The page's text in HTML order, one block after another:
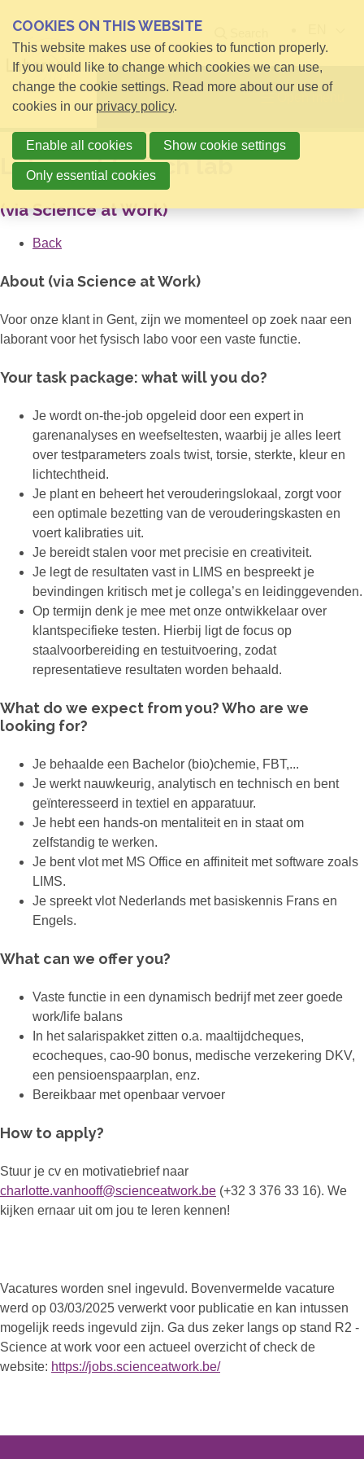
Laborant fysisch lab
(via Science at Work)
Back
About (via Science at Work)
Voor onze klant in Gent, zijn we momenteel op zoek naar een
laborant voor het fysisch labo voor een vaste functie.
Your task package: what will you do?
Je wordt on-the-job opgeleid door een expert in
garenanalyses en weefseltesten, waarbij je alles leert
over testparameters zoals twist, torsie, sterkte, kleur en
lichtechtheid.
Je plant en beheert het verouderingslokaal, zorgt voor
een optimale bezetting van de verouderingskasten en
voert kalibraties uit.
Je bereidt stalen voor met precisie en creativiteit.
Je legt de resultaten vast in LIMS en bespreekt je
bevindingen kritisch met je collega’s en leidinggevenden.
Op termijn denk je mee met onze ontwikkelaar over
klantspecifieke testen. Hierbij ligt de focus op
staalvoorbereiding en testuitvoering, zodat
representatieve resultaten worden behaald.
What do we expect from you? Who are we
looking for?
Je behaalde een Bachelor (bio)chemie, FBT,...
Je werkt nauwkeurig, analytisch en technisch en bent
geïnteresseerd in textiel en apparatuur.
Je hebt een hands-on mentaliteit en in staat om
zelfstandig te werken.
Je bent vlot met MS Office en affiniteit met software zoals
LIMS.
Je spreekt vlot Nederlands met basiskennis Frans en
Engels.
What can we offer you?
Vaste functie in een dynamisch bedrijf met zeer goede
work/life balans
In het salarispakket zitten o.a. maaltijdcheques,
ecocheques, cao-90 bonus, medische verzekering DKV,
een pensioenspaarplan, enz.
Bereikbaar met openbaar vervoer
How to apply?
Stuur je cv en motivatiebrief naar
charlotte.vanhooff@scienceatwork.be (+32 3 376 33 16). We
kijken ernaar uit om jou te leren kennen!
Vacatures worden snel ingevuld. Bovenvermelde vacature
werd op 03/03/2025 verwerkt voor publicatie en kan intussen
mogelijk reeds ingevuld zijn. Ga dus zeker langs op stand R2 -
Science at work voor een actueel overzicht of check de
website: https://jobs.scienceatwork.be/
COOKIES ON THIS WEBSITE
This website makes use of cookies to function properly.
If you would like to change which cookies we can use,
change the cookie settings. Read more about our use of
cookies in our privacy policy.
Enable all cookies Show cookie settings
Only essential cookies